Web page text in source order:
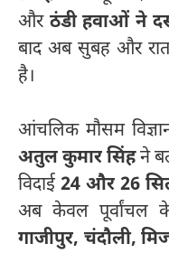
और ठंडी हवाओं ने
बाद अब सुबह और
है।
आंचलिक मौसम
अतुल कुमार सिंहने
विदाई 24 और 26
अब केवल पूर्वांचल
गाजीपुर, चंदौली,